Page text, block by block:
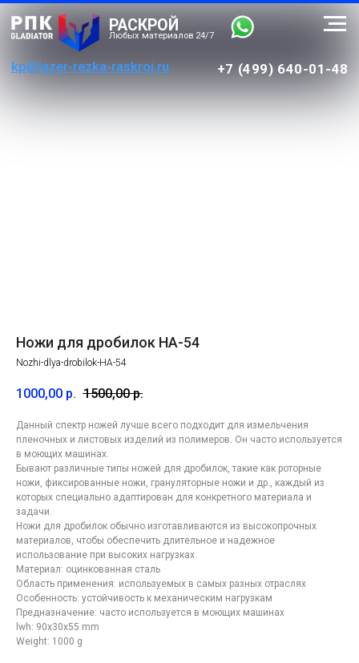
kp@lazer-rezka-raskroj.ru
РАСКРОЙ
Любых материалов 24/7
Ножи для дробилок HA-54
Nozhi-dlya-drobilok-HA-54
1000,00 р. 1500,00 р.
Данный спектр ножей лучше всего подходит для измельчения
пленочных и листовых изделий из полимеров. Он часто используется
в моющих машинах.
Бывают различные типы ножей для дробилок, такие как роторные
ножи, фиксированные ножи, грануляторные ножи и др., каждый из
которых специально адаптирован для конкретного материала и
задачи.
Ножи для дробилок обычно изготавливаются из высокопрочных
материалов, чтобы обеспечить длительное и надежное
использование при высоких нагрузках.
Материал: оцинкованная сталь
Область применения: используемых в самых разных отраслях
Особенность: устойчивость к механическим нагрузкам
Предназначение: часто используется в моющих машинах
lwh: 90x30x55 mm
Weight: 1000 g
Контакты компании
по лазерной резке в
Москве